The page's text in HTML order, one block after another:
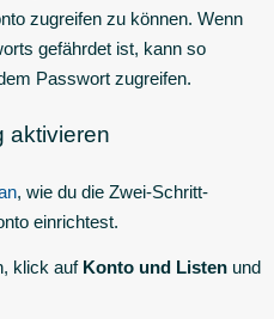
zugreifen zu können. Wenn
gefährdet ist, kann so
Passwort zugreifen.
aktivieren
, wie du die Zwei-Schritt-
einrichtest.
klick auf Konto und Listen und